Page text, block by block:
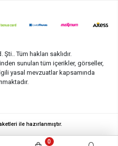
Tüm hakları saklıdır.
sunulan tüm içerikler, görseller,
yasal mevzuatlar kapsamında
0
ile hazırlanmıştır.